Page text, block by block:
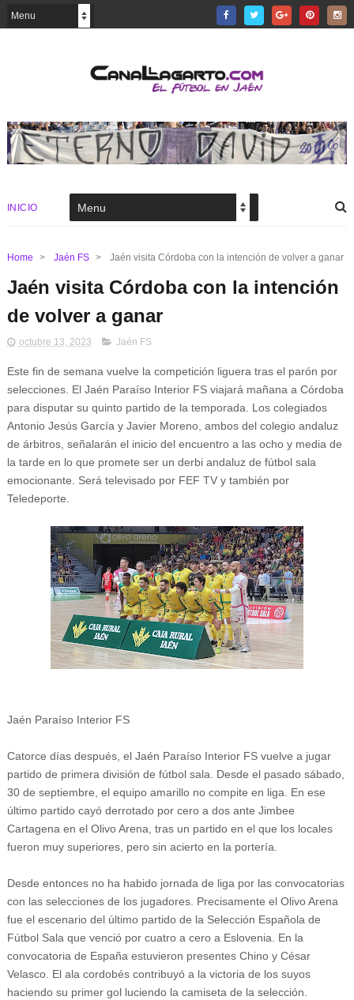
INICIO
Home > Jaén FS > Jaén visita Córdoba con la intención de volver a ganar
Jaén visita Córdoba con la intención
de volver a ganar
octubre 13, 2023 Jaén FS
Este fin de semana vuelve la competición liguera tras el parón por
selecciones. El Jaén Paraíso Interior FS viajará mañana a Córdoba
para disputar su quinto partido de la temporada. Los colegiados
Antonio Jesús García y Javier Moreno, ambos del colegio andaluz
de árbitros, señalarán el inicio del encuentro a las ocho y media de
la tarde en lo que promete ser un derbi andaluz de fútbol sala
emocionante. Será televisado por FEF TV y también por
Teledeporte.
Jaén Paraíso Interior FS
Catorce días después, el Jaén Paraíso Interior FS vuelve a jugar
partido de primera división de fútbol sala. Desde el pasado sábado,
30 de septiembre, el equipo amarillo no compite en liga. En ese
último partido cayó derrotado por cero a dos ante Jimbee
Cartagena en el Olivo Arena, tras un partido en el que los locales
fueron muy superiores, pero sin acierto en la portería.
Desde entonces no ha habido jornada de liga por las convocatorias
con las selecciones de los jugadores. Precisamente el Olivo Arena
fue el escenario del último partido de la Selección Española de
Fútbol Sala que venció por cuatro a cero a Eslovenia. En la
convocatoria de España estuvieron presentes Chino y César
Velasco. El ala cordobés contribuyó a la victoria de los suyos
haciendo su primer gol luciendo la camiseta de la selección.